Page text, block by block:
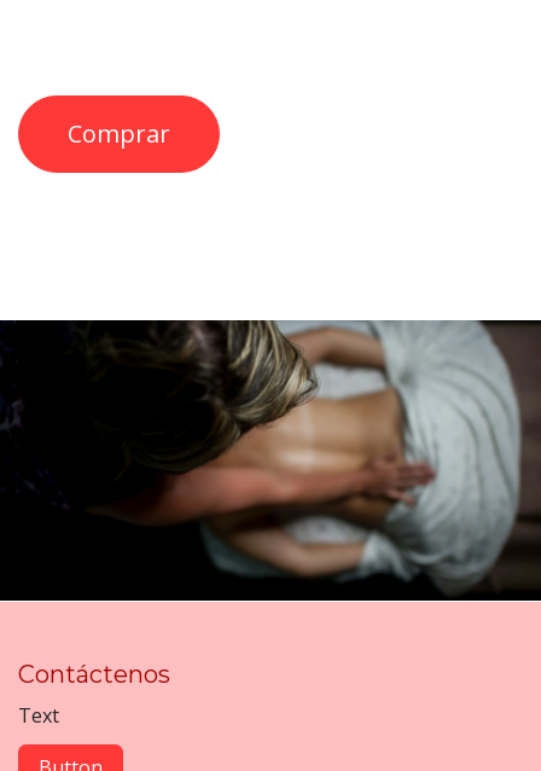
Comprar
Contáctenos
Text